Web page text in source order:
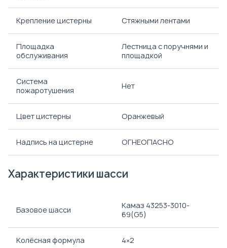
Крепление цистерны Стяжными лентами
Площадка
обслуживания
Лестница с поручнями и
площадкой
Система
пожаротушения
Нет
Цвет цистерны Оранжевый
Надпись на цистерне ОГНЕОПАСНО
Характеристики шасси
Базовое шасси
Камаз 43253-3010-
69(G5)
Колёсная формула 4×2